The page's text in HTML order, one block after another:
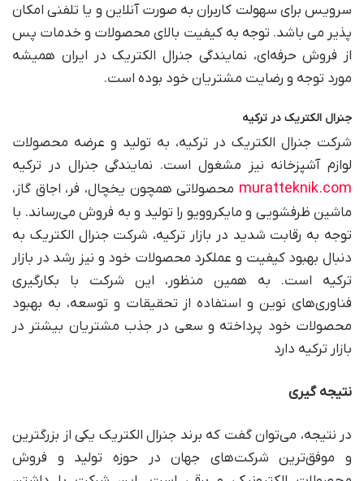
سرویس برای سهولت کاربران به صورت آنلاین و یا تلفنی امکان
پذیر می باشد. توجه به کیفیت بالای محصولات و خدمات پس
از فروش حرفه‌ای، نمایندگی جنرال الکتریک در ایران همیشه
مورد توجه و رضایت مشتریان خود بوده است.
جنرال الکتریک در ترکیه
شرکت جنرال الکتریک در ترکیه، به تولید و عرضه محصولات
لوازم آشپزخانه نیز مشغول است. نمایندگی جنرال در ترکیه
muratteknik.com محصولاتی همچون یخچال، فر، اجاق گاز،
ماشین ظرفشویی و مایکروویو را تولید و به فروش می‌رساند. با
توجه به رقابت شدید در بازار ترکیه، شرکت جنرال الکتریک به
دنبال بهبود کیفیت و عملکرد محصولات خود و نیز رشد در بازار
ترکیه است. به همین منظور، این شرکت با بکارگیری
فناوری‌های نوین و استفاده از تحقیقات و توسعه، به بهبود
محصولات خود پرداخته و سعی در جذب مشتریان بیشتر در
بازار ترکیه دارد
نتیجه گیری
در نتیجه، می‌توان گفت که برند جنرال الکتریک یکی از بزرگترین
و موفق‌ترین شرکت‌های جهان در حوزه تولید و فروش